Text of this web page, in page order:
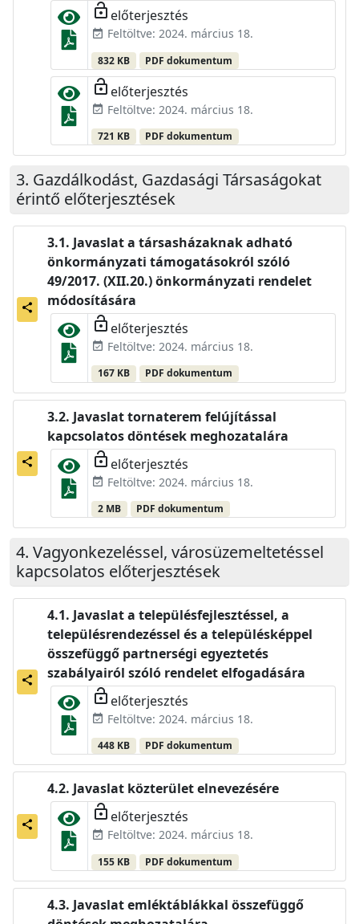
lock_open előterjesztés
event_available Feltöltve: 2024. március 18.
832 KB PDF dokumentum
lock_open előterjesztés
event_available Feltöltve: 2024. március 18.
721 KB PDF dokumentum
Gazdálkodást, Gazdasági Társaságokat
érintő előterjesztések
share
Javaslat a társasházaknak adható
önkormányzati támogatásokról szóló
49/2017. (XII.20.) önkormányzati rendelet
módosítására
lock_open előterjesztés
event_available Feltöltve: 2024. március 18.
167 KB PDF dokumentum
share
Javaslat tornaterem felújítással
kapcsolatos döntések meghozatalára
lock_open előterjesztés
event_available Feltöltve: 2024. március 18.
2 MB PDF dokumentum
Vagyonkezeléssel, városüzemeltetéssel
kapcsolatos előterjesztések
share
Javaslat a településfejlesztéssel, a
településrendezéssel és a településképpel
összefüggő partnerségi egyeztetés
szabályairól szóló rendelet elfogadására
lock_open előterjesztés
event_available Feltöltve: 2024. március 18.
448 KB PDF dokumentum
share
Javaslat közterület elnevezésére
lock_open előterjesztés
event_available Feltöltve: 2024. március 18.
155 KB PDF dokumentum
Javaslat emléktáblákkal összefüggő